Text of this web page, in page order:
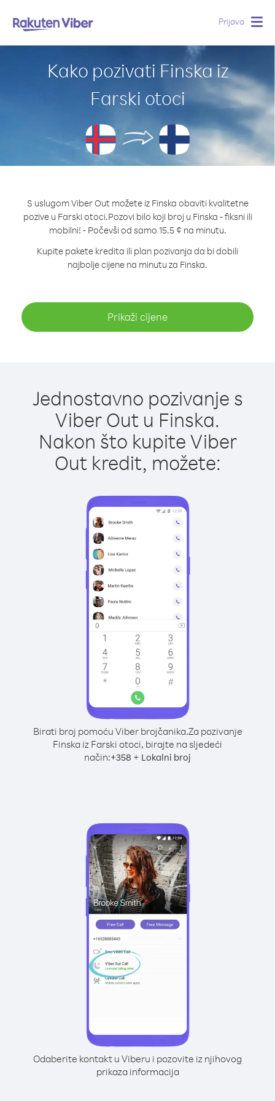
Prijava
Kako pozivati Finska iz
Farski otoci
S uslugom Viber Out možete iz Finska obaviti kvalitetne
pozive u Farski otoci.Pozovi bilo koji broj u Finska - fiksni ili
mobilni! - Počevši od samo 15.5 ¢ na minutu.
Kupite pakete kredita ili plan pozivanja da bi dobili
najbolje cijene na minutu za Finska.
Prikaži cijene
Jednostavno pozivanje s
Viber Out u Finska.
Nakon što kupite Viber
Out kredit, možete:
Birati broj pomoću Viber brojčanika.Za pozivanje
Finska iz Farski otoci, birajte na sljedeći
način:+358 + Lokalni broj
Odaberite kontakt u Viberu i pozovite iz njihovog
prikaza informacija